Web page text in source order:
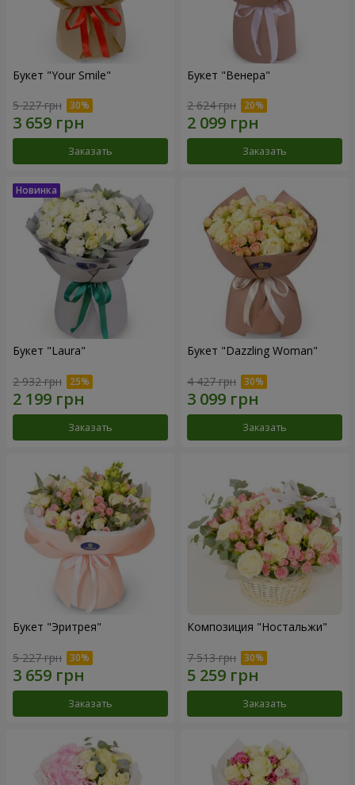
Букет "Your Smile"
5 227 грн
Заказать
Букет "Венера"
2 624 грн
Заказать
Букет "Laura"
2 932 грн
Заказать
Букет "Dazzling Woman"
4 427 грн
Заказать
Букет "Эритрея"
5 227 грн
Заказать
Композиция "Ностальжи"
7 513 грн
Заказать